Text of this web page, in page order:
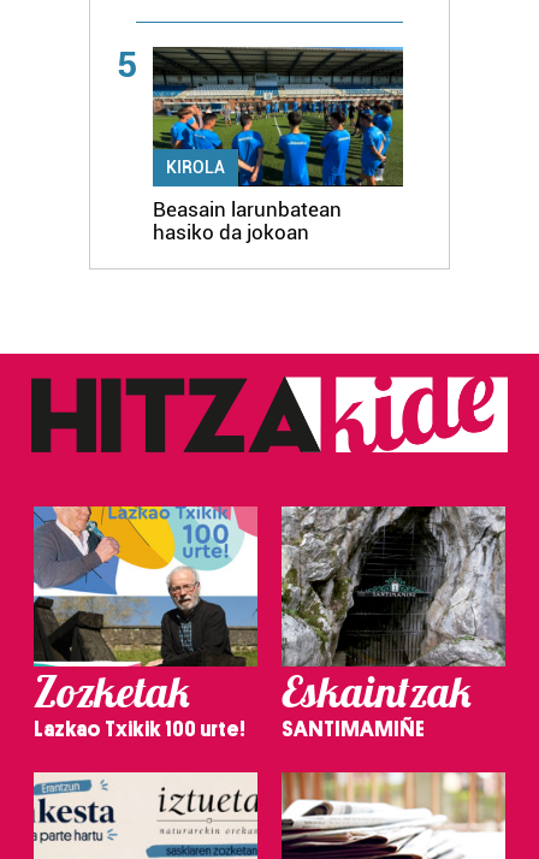
5
KIROLA
Beasain larunbatean
hasiko da jokoan
Zozketak
Lazkao Txikik 100 urte!
Eskaintzak
SANTIMAMIÑE